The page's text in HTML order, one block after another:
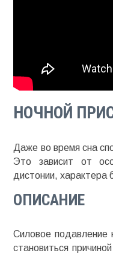
НОЧНОЙ
Даже во время сна
Это зависит от
дистонии, характера
ОПИСАНИЕ
Силовое подавление
становиться